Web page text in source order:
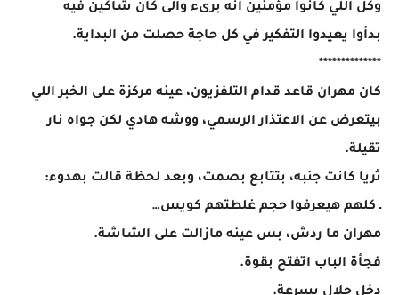
وكل اللي كانوا مؤمنين انه برىء والى كان شاكين فيه
بدأوا يعيدوا التفكير في كل حاجة حصلت من البداية.
**************
كان مهران قاعد قدام التلفزيون، عينه مركزة على الخبر اللي
بيتعرض عن الاعتذار الرسمي، ووشه هادي لكن جواه نار
تقيلة.
ثريا كانت جنبه، بتتابع بصمت، وبعد لحظة قالت بهدوء:
ـ كلهم هيعرفوا حجم غلطتهم كويس…
مهران ما ردش، بس عينه مازالت على الشاشة.
فجأة الباب اتفتح بقوة.